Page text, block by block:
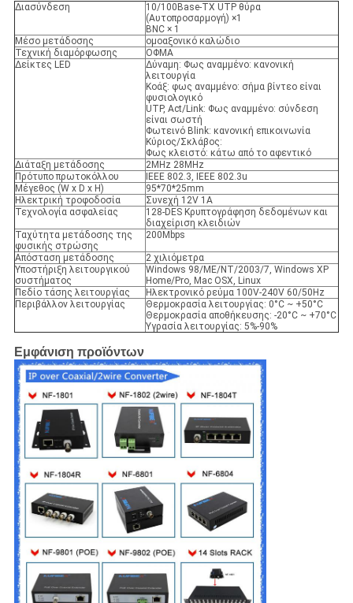
Διασύνδεση
10/100Base-TX UTP θύρα
(Αυτοπροσαρμογή) ×1
BNC × 1
Μέσο μετάδοσης
ομοαξονικό καλώδιο
Τεχνική διαμόρφωσης
ΟΦΜΑ
Δείκτες LED
Δύναμη: Φως αναμμένο: κανονική
λειτουργία
Κοάξ: φως αναμμένο: σήμα βίντεο είναι
φυσιολογικό
UTP, Act/Link: Φως αναμμένο: σύνδεση
είναι σωστή
Φωτεινό Blink: κανονική επικοινωνία
Κύριος/Σκλάβος:
Φως κλειστό: κάτω από το αφεντικό
Διάταξη μετάδοσης
2MHz 28MHz
Πρότυπο πρωτοκόλλου
IEEE 802.3, IEEE 802.3u
Μέγεθος (W x D x H)
95*70*25mm
Ηλεκτρική τροφοδοσία
Συνεχή 12V 1A
Τεχνολογία ασφαλείας
128-DES Κρυπτογράφηση δεδομένων και
διαχείριση κλειδιών
Ταχύτητα μετάδοσης της
φυσικής στρώσης
200Mbps
Απόσταση μετάδοσης
2 χιλιόμετρα
Υποστήριξη λειτουργικού
συστήματος
Windows 98/ME/NT/2003/7, Windows XP
Home/Pro, Mac OSX, Linux
Πεδίο τάσης λειτουργίας
Ηλεκτρονικό ρεύμα 100V-240V 60/50Hz
Περιβάλλον λειτουργίας
Θερμοκρασία λειτουργίας: 0°C ~ +50°C
Θερμοκρασία αποθήκευσης: -20°C ~ +70°C
Υγρασία λειτουργίας: 5%-90%
Εμφάνιση προϊόντων